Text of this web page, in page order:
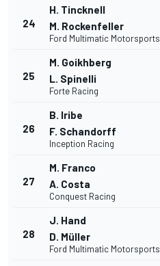
24
H. Tincknell
M. Rockenfeller
Ford Multimatic Motorsports
25
M. Goikhberg
L. Spinelli
Forte Racing
26
B. Iribe
F. Schandorff
Inception Racing
27
M. Franco
A. Costa
Conquest Racing
28
J. Hand
D. Müller
Ford Multimatic Motorsports